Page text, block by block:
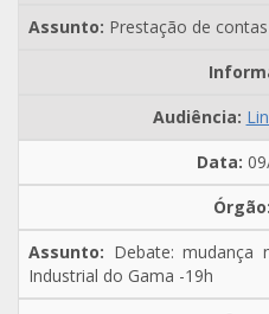
Prestação de
Debate:
Industrial do Gama -19h